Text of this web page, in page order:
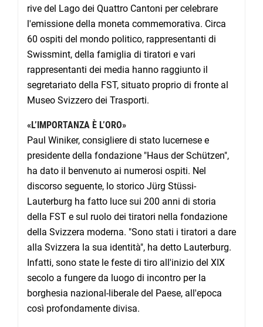
rive del Lago dei Quattro Cantoni per celebrare
l'emissione della moneta commemorativa. Circa
60 ospiti del mondo politico, rappresentanti di
Swissmint, della famiglia di tiratori e vari
rappresentanti dei media hanno raggiunto il
segretariato della FST, situato proprio di fronte al
Museo Svizzero dei Trasporti.
«L’IMPORTANZA È L’ORO»
Paul Winiker, consigliere di stato lucernese e
presidente della fondazione "Haus der Schützen",
ha dato il benvenuto ai numerosi ospiti. Nel
discorso seguente, lo storico Jürg Stüssi-
Lauterburg ha fatto luce sui 200 anni di storia
della FST e sul ruolo dei tiratori nella fondazione
della Svizzera moderna. "Sono stati i tiratori a dare
alla Svizzera la sua identità", ha detto Lauterburg.
Infatti, sono state le feste di tiro all'inizio del XIX
secolo a fungere da luogo di incontro per la
borghesia nazional-liberale del Paese, all'epoca
così profondamente divisa.